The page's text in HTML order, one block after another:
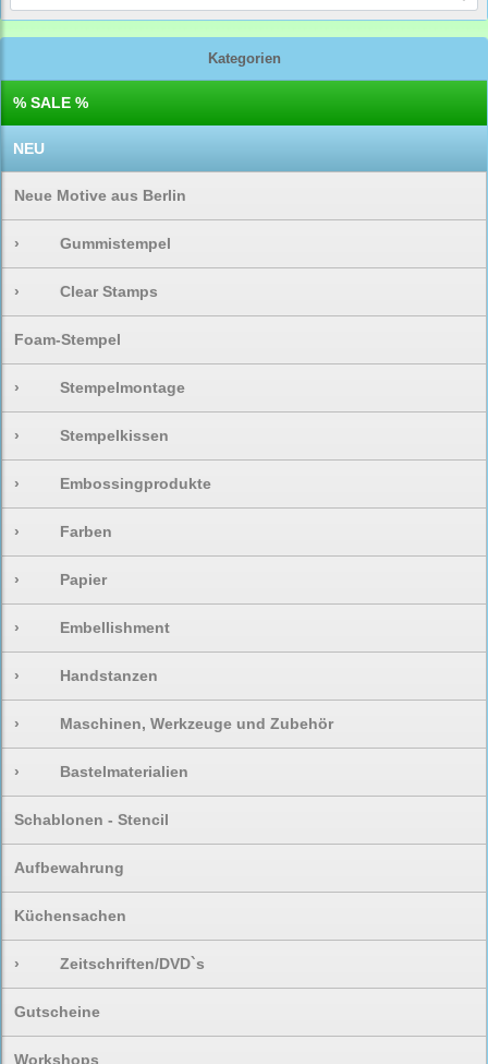
Kategorien
% SALE %
NEU
Neue Motive aus Berlin
› Gummistempel
› Clear Stamps
Foam-Stempel
› Stempelmontage
› Stempelkissen
› Embossingprodukte
› Farben
› Papier
› Embellishment
› Handstanzen
› Maschinen, Werkzeuge und Zubehör
› Bastelmaterialien
Schablonen - Stencil
Aufbewahrung
Küchensachen
› Zeitschriften/DVD`s
Gutscheine
Workshops